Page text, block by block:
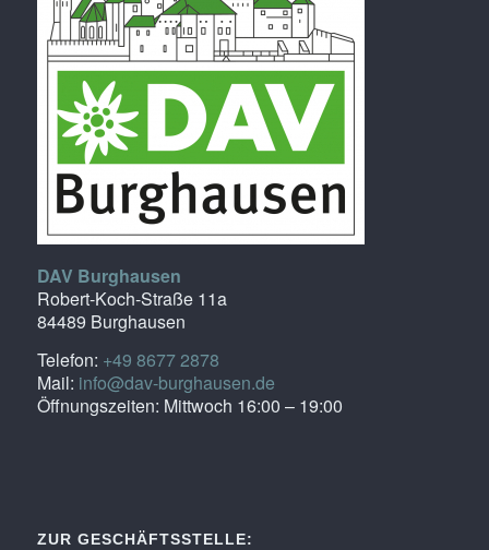
DAV Burghausen
Robert-Koch-Straße 11a
84489 Burghausen
Telefon: +49 8677 2878
Mail: info@dav-burghausen.de
Öffnungszeiten: Mittwoch 16:00 – 19:00
ZUR GESCHÄFTSSTELLE: